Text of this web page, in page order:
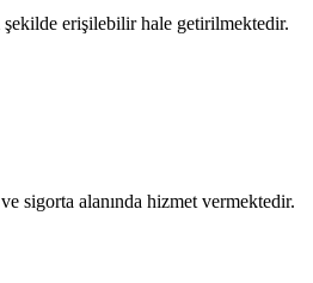
şekilde erişilebilir hale getirilmektedir.
sigorta alanında hizmet vermektedir.